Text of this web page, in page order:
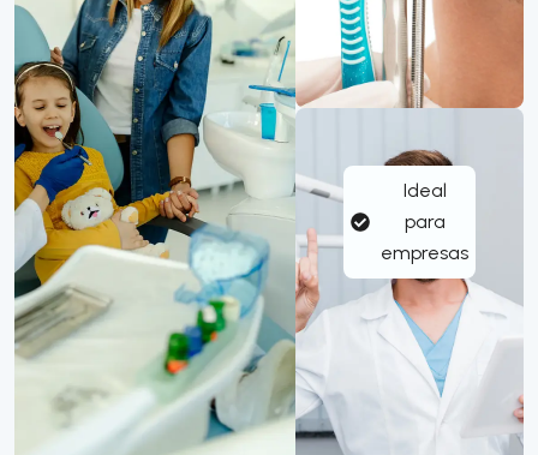
Ideal
para
empresas